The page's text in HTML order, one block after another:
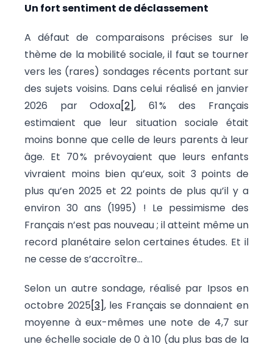
Un fort sentiment de déclassement
A défaut de comparaisons précises sur le
thème de la mobilité sociale, il faut se tourner
vers les (rares) sondages récents portant sur
des sujets voisins. Dans celui réalisé en janvier
2026 par Odoxa[2], 61 % des Français
estimaient que leur situation sociale était
moins bonne que celle de leurs parents à leur
âge. Et 70 % prévoyaient que leurs enfants
vivraient moins bien qu’eux, soit 3 points de
plus qu’en 2025 et 22 points de plus qu’il y a
environ 30 ans (1995) ! Le pessimisme des
Français n’est pas nouveau ; il atteint même un
record planétaire selon certaines études. Et il
ne cesse de s’accroître…
Selon un autre sondage, réalisé par Ipsos en
octobre 2025[3], les Français se donnaient en
moyenne à eux-mêmes une note de 4,7 sur
une échelle sociale de 0 à 10 (du plus bas de la